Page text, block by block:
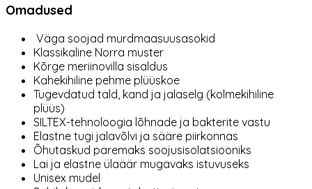
Omadused
Väga soojad murdmaasuusasokid
Klassikaline Norra muster
Kõrge meriinovilla sisaldus
Kahekihiline pehme plüüskoe
Tugevdatud tald, kand ja jalaselg (kolmekihiline
plüüs)
SILTEX-tehnoloogia lõhnade ja bakterite vastu
Elastne tugi jalavõlvi ja sääre piirkonnas
Õhutaskud paremaks soojusisolatsiooniks
Lai ja elastne ülaäär mugavaks istuvuseks
Unisex mudel